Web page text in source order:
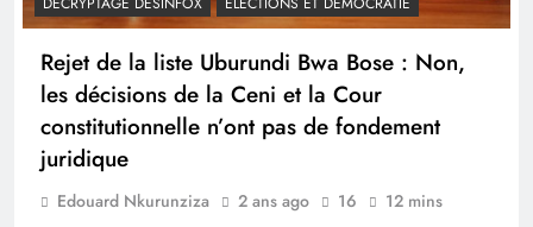
Rejet de la liste Uburundi Bwa Bose : Non,
les décisions de la Ceni et la Cour
constitutionnelle n’ont pas de fondement
juridique
Edouard Nkurunziza 2 ans ago 16 12 mins